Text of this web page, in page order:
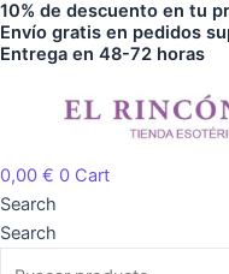
Ir
al
contenido
10% de descuento en tu
Envío gratis en pedidos
Entrega en 48-72 horas
0,00 € 0 Cart
Search
Search